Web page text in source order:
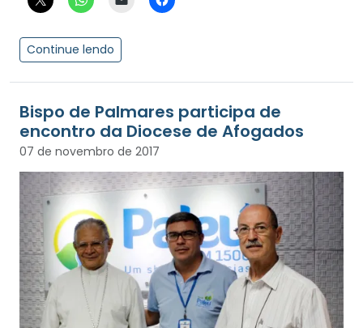
Continue lendo
Bispo de Palmares participa de
encontro da Diocese de Afogados
07 de novembro de 2017